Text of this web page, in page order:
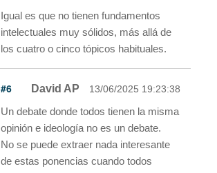
Igual es que no tienen fundamentos
intelectuales muy sólidos, más allá de
los cuatro o cinco tópicos habituales.
#6 David AP 13/06/2025 19:23:38
Un debate donde todos tienen la misma
opinión e ideología no es un debate.
No se puede extraer nada interesante
de estas ponencias cuando todos